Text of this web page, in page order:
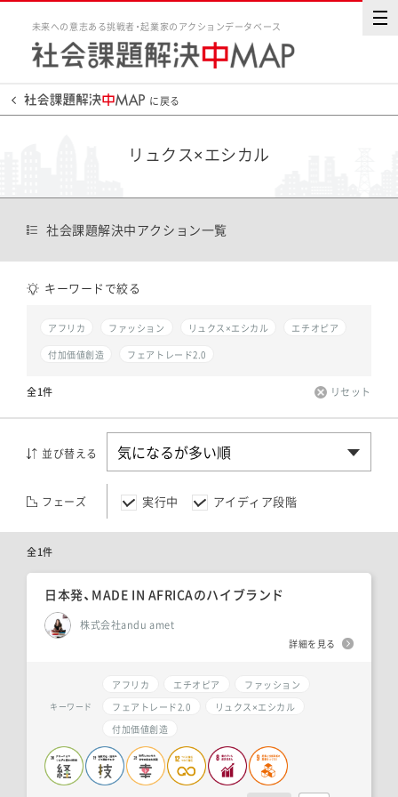
未来への意志ある挑戦者・起業家のアクションデータベース
に戻る
リュクス×エシカル
社会課題解決中アクション一覧
キーワードで絞る
アフリカ ファッション リュクス×エシカル
エチオピア
付加価値創造
フェアトレード2.0
全1件 リセット
並び替える
フェーズ 実行中 アイディア段階
全1件
日本発、MADE IN AFRICAのハイブランド
株式会社andu amet
詳細を見る
キーワード
アフリカ エチオピア
ファッション
フェアトレード2.0
リュクス×エシカル
付加価値創造